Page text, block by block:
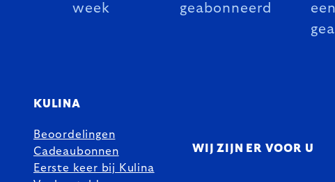
week
geabonneerd
KULINA
Beoordelingen
Cadeaubonnen
Eerste keer bij Kulina
WIJ ZIJN ER VOOR U